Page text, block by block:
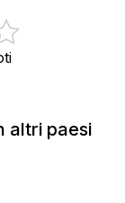
altri paesi